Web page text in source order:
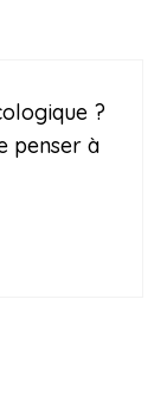
?
penser à